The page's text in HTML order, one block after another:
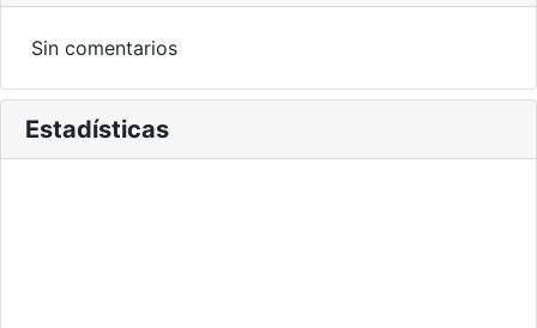
Sin comentarios
Estadísticas